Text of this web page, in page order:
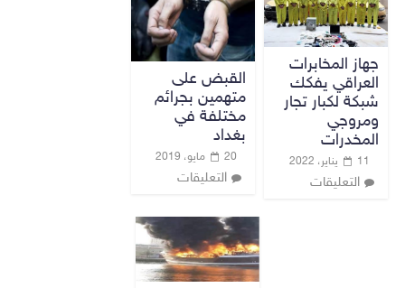
جهاز المخابرات
العراقي يفكك
شبكة لكبار تجار
ومروجي
المخدرات
11 يناير، 2022
التعليقات
القبض على
متهمين بجرائم
مختلفة في
بغداد
20 مايو، 2019
التعليقات